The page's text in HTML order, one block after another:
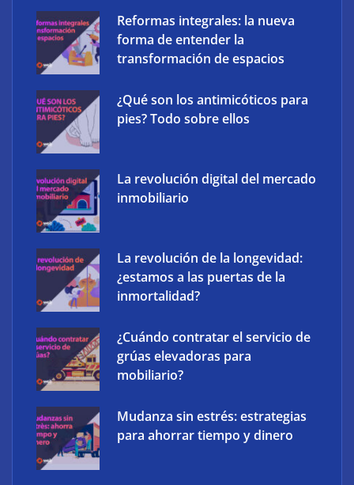
The Factory School explica por qué aprender
herramientas de IA ya no es suficiente para los
profesionales de la arquitectura
Reformas integrales: la nueva
forma de entender la
transformación de espacios
¿Qué son los antimicóticos para
pies? Todo sobre ellos
La revolución digital del mercado
inmobiliario
La revolución de la longevidad:
¿estamos a las puertas de la
inmortalidad?
¿Cuándo contratar el servicio de
grúas elevadoras para
mobiliario?
Mudanza sin estrés: estrategias
para ahorrar tiempo y dinero